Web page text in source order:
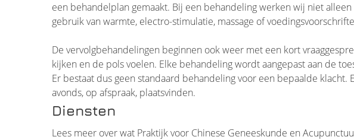
een behandelplan gemaakt. Bij een behandeling werken wij niet
gebruik van warmte, electro-stimulatie, massage of
De vervolgbehandelingen beginnen ook weer met een kort
kijken en de pols voelen. Elke behandeling wordt aangepast aan de
Er bestaat dus geen standaard behandeling voor een bepaalde klacht.
avonds, op afspraak, plaatsvinden.
Diensten
Lees meer over wat Praktijk voor Chinese Geneeskunde en